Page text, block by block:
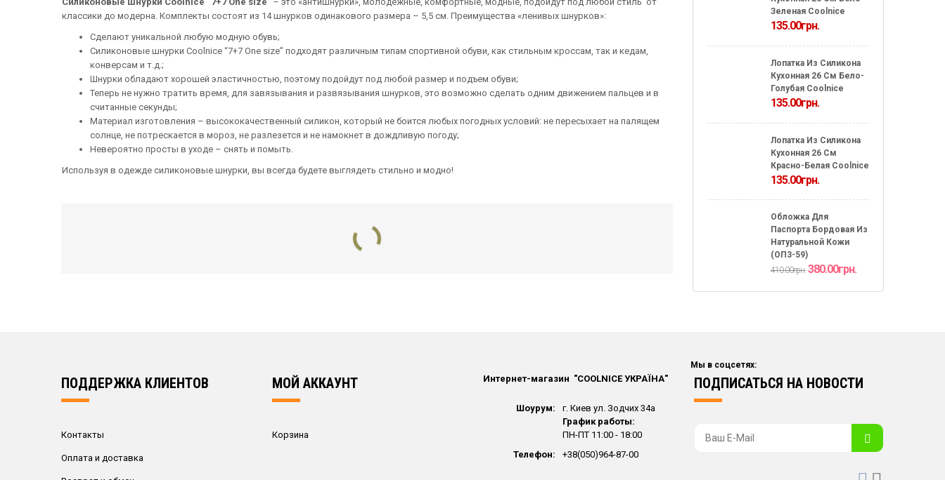
классики до модерна. Комплекты состоят из 14 шнурков одинакового размера – 5,5 см. Преимущества «ленивых шнурков»:
Сделают уникальной любую модную обувь;
Силиконовые шнурки Coolnice “7+7 One size” подходят различным типам спортивной обуви, как стильным кроссам, так и кедам,
конверсам и т.д.;
Шнурки обладают хорошей эластичностью, поэтому подойдут под любой размер и подъем обуви;
Теперь не нужно тратить время, для завязывания и развязывания шнурков, это возможно сделать одним движением пальцев и в
считанные секунды;
Материал изготовления – высококачественный силикон, который не боится любых погодных условий: не пересыхает на палящем
солнце, не потрескается в мороз, не разлезется и не намокнет в дождливую погоду;
Невероятно просты в уходе – снять и помыть.
Используя в одежде силиконовые шнурки, вы всегда будете выглядеть стильно и модно!
Зеленая Coolnice
135.00грн.
Лопатка Из Силикона
Кухонная 26 См Бело-
Голубая Coolnice
135.00грн.
Лопатка Из Силикона
Кухонная 26 См
Красно-Белая Coolnice
135.00грн.
Обложка Для
Паспорта Бордовая Из
Натуральной Кожи
(ОП3-59)
410.00грн. 380.00грн.
ПОДДЕРЖКА КЛИЕНТОВ
Контакты
Оплата и доставка
МОЙ АККАУНТ
Корзина
Интернет-магазин "СOOLNICE УКРАЇНА"
Шоурум:
г. Киев ул. Зодчих 34а
График работы:
ПН-ПТ 11:00 - 18:00
Телефон:
+38(050)964-87-00
ПОДПИСАТЬСЯ НА НОВОСТИ
Мы в соцсетях: